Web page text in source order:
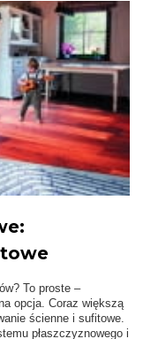
To proste –
opcja. Coraz większą
ścienne i sufitowe.
płaszczyznowego i